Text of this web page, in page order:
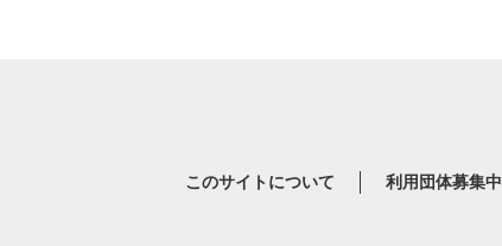
このサイトについて 利用団体募集中